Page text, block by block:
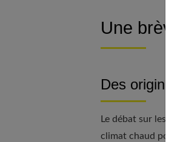
Une
Des origines
Le débat sur les
climat chaud pour